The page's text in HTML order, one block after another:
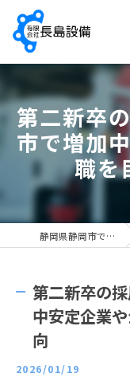
第二新卒
市で増加
職を
静岡県静岡市で配管工の求人なら有限会社長島設備
第二新卒の
中安定企業
向
2026/01/19